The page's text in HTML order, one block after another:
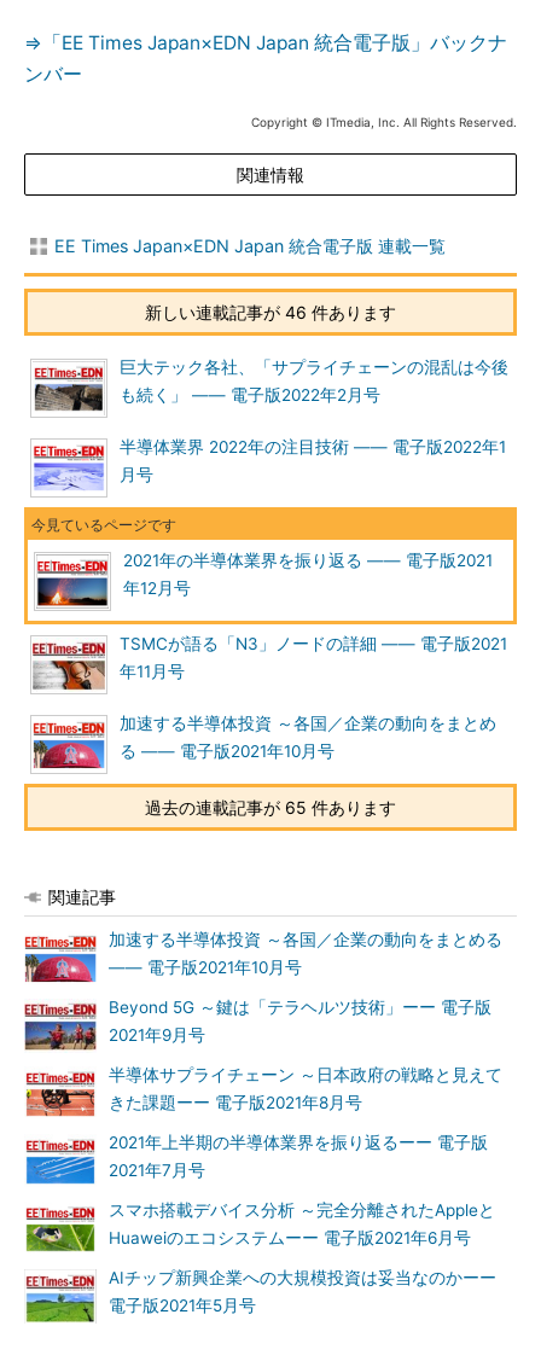
⇒「EE Times Japan×EDN Japan 統合電子版」バックナ
ンバー
Copyright © ITmedia, Inc. All Rights Reserved.
関連情報
EE Times Japan×EDN Japan 統合電子版 連載一覧
新しい連載記事が 46 件あります
巨大テック各社、「サプライチェーンの混乱は今後
も続く」 ―― 電子版2022年2月号
半導体業界 2022年の注目技術 ―― 電子版2022年1
月号
2021年の半導体業界を振り返る ―― 電子版2021
年12月号
TSMCが語る「N3」ノードの詳細 ―― 電子版2021
年11月号
加速する半導体投資 ～各国／企業の動向をまとめ
る ―― 電子版2021年10月号
過去の連載記事が 65 件あります
関連記事
加速する半導体投資 ～各国／企業の動向をまとめる
―― 電子版2021年10月号
Beyond 5G ～鍵は「テラヘルツ技術」ーー 電子版
2021年9月号
半導体サプライチェーン ～日本政府の戦略と見えて
きた課題ーー 電子版2021年8月号
2021年上半期の半導体業界を振り返るーー 電子版
2021年7月号
スマホ搭載デバイス分析 ～完全分離されたAppleと
Huaweiのエコシステムーー 電子版2021年6月号
AIチップ新興企業への大規模投資は妥当なのかーー
電子版2021年5月号